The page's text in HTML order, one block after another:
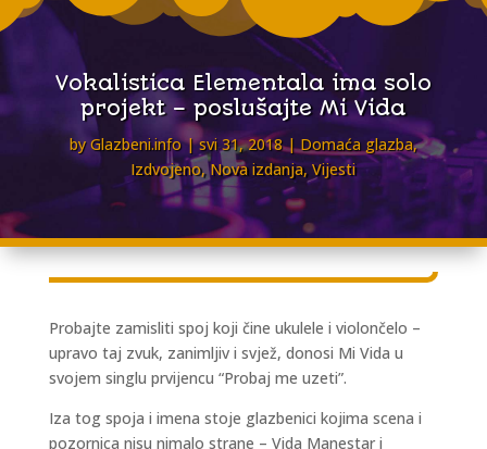
Vokalistica Elementala ima solo
projekt – poslušajte Mi Vida
byGlazbeni.info svi 31, 2018 Domaća glazba,
Izdvojeno,Nova izdanja,Vijesti
Probajte zamisliti spoj koji čine ukulele i violončelo –
upravo taj zvuk, zanimljiv i svjež, donosi Mi Vida u
svojem singlu prvijencu “Probaj me uzeti”.
Iza tog spoja i imena stoje glazbenici kojima scena i
pozornica nisu nimalo strane – Vida Manestar i